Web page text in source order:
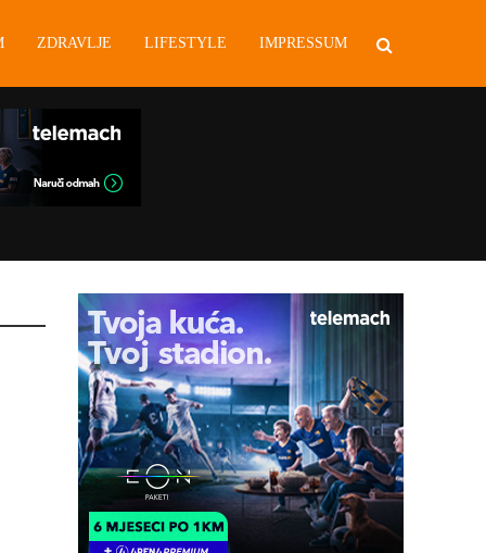
ZDRAVLJE LIFESTYLE IMPRESSUM